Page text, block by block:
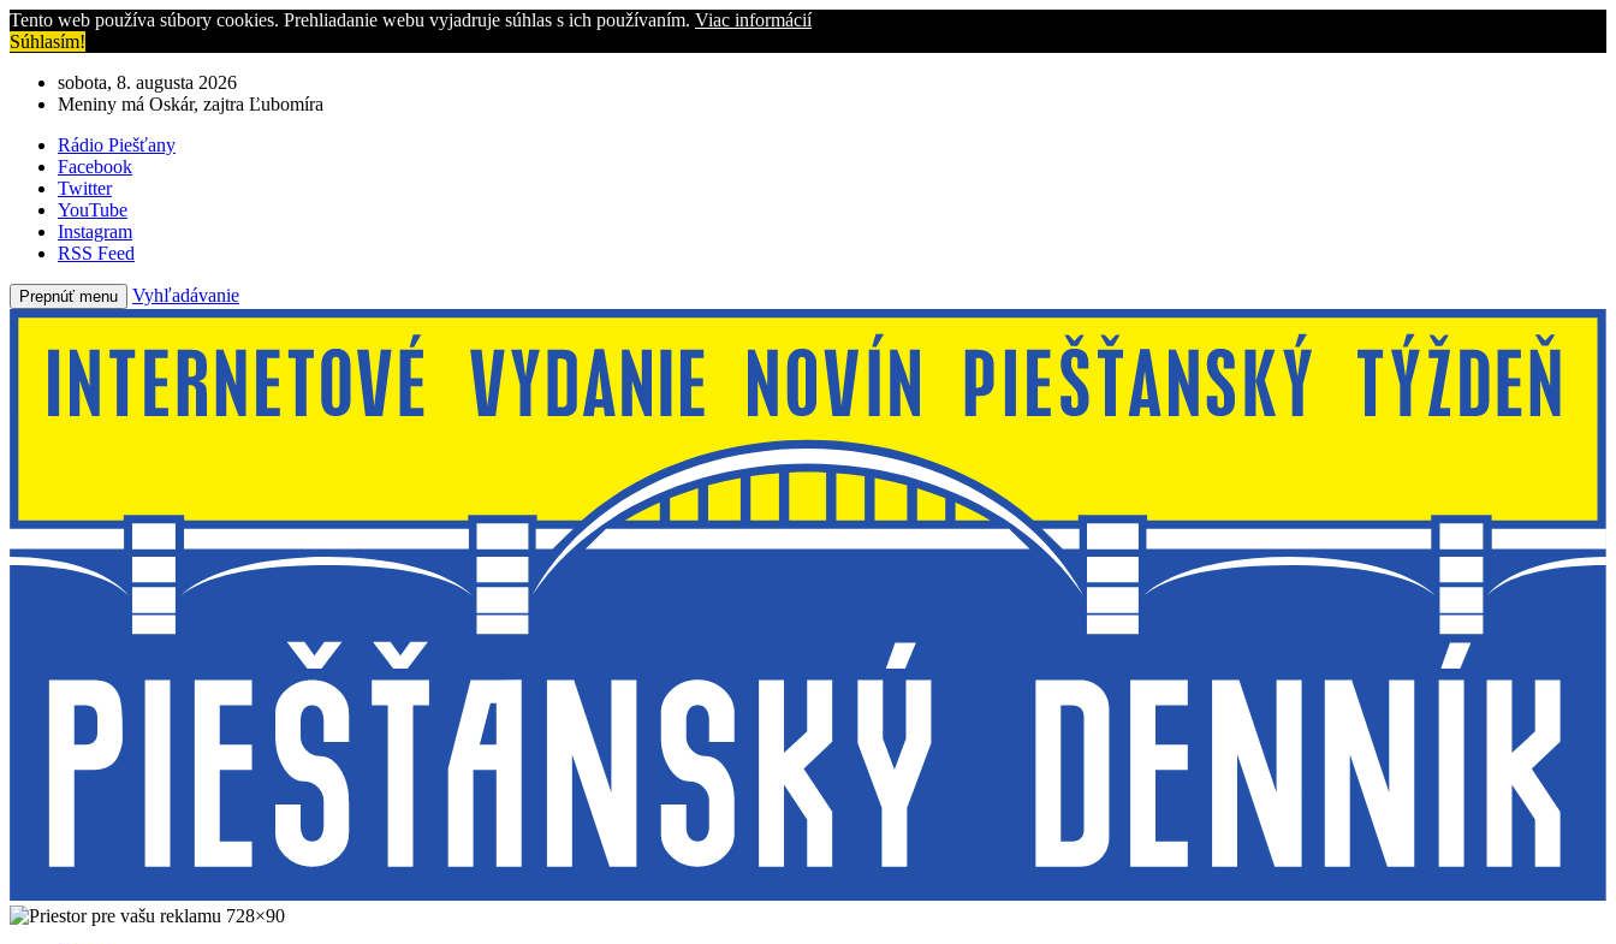
Tento web používa súbory cookies. Prehliadanie webu vyjadruje súhlas s ich používaním. Viac informácií
Súhlasím!
sobota, 8. augusta 2026
Meniny má Oskár, zajtra Ľubomíra
Rádio Piešťany
Facebook
Twitter
YouTube
Instagram
RSS Feed
Prepnúť menu Vyhľadávanie